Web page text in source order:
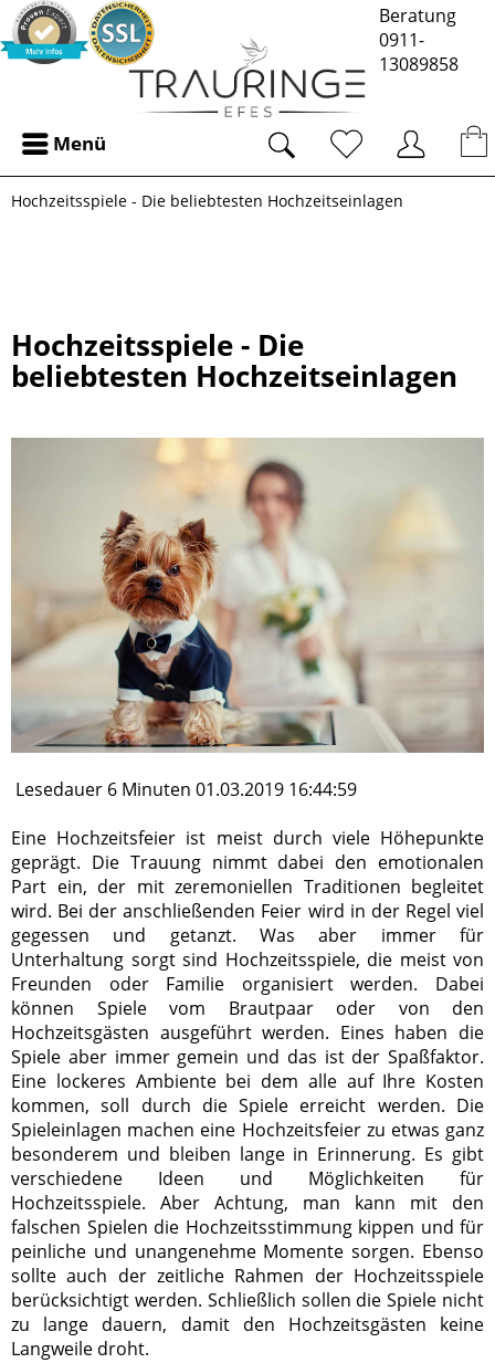
Beratung
0911-
13089858
Menü
Hochzeitsspiele - Die beliebtesten Hochzeitseinlagen
Hochzeitsspiele - Die
beliebtesten Hochzeitseinlagen
Lesedauer 6 Minuten 01.03.2019 16:44:59
Eine Hochzeitsfeier ist meist durch viele Höhepunkte
geprägt. Die Trauung nimmt dabei den emotionalen
Part ein, der mit zeremoniellen Traditionen begleitet
wird. Bei der anschließenden Feier wird in der Regel viel
gegessen und getanzt. Was aber immer für
Unterhaltung sorgt sind Hochzeitsspiele, die meist von
Freunden oder Familie organisiert werden. Dabei
können Spiele vom Brautpaar oder von den
Hochzeitsgästen ausgeführt werden. Eines haben die
Spiele aber immer gemein und das ist der Spaßfaktor.
Eine lockeres Ambiente bei dem alle auf Ihre Kosten
kommen, soll durch die Spiele erreicht werden. Die
Spieleinlagen machen eine Hochzeitsfeier zu etwas ganz
besonderem und bleiben lange in Erinnerung. Es gibt
verschiedene Ideen und Möglichkeiten für
Hochzeitsspiele. Aber Achtung, man kann mit den
falschen Spielen die Hochzeitsstimmung kippen und für
peinliche und unangenehme Momente sorgen. Ebenso
sollte auch der zeitliche Rahmen der Hochzeitsspiele
berücksichtigt werden. Schließlich sollen die Spiele nicht
zu lange dauern, damit den Hochzeitsgästen keine
Langweile droht.